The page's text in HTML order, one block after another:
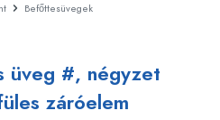
Befőttesüvegek
üveg #, négyzet
záróelem